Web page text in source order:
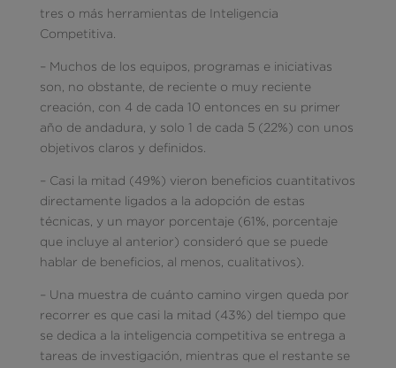
tres o más herramientas de Inteligencia
Competitiva.
– Muchos de los equipos, programas e iniciativas
son, no obstante, de reciente o muy reciente
creación, con 4 de cada 10 entonces en su primer
año de andadura, y solo 1 de cada 5 (22%) con unos
objetivos claros y definidos.
– Casi la mitad (49%) vieron beneficios cuantitativos
directamente ligados a la adopción de estas
técnicas, y un mayor porcentaje (61%, porcentaje
que incluye al anterior) consideró que se puede
hablar de beneficios, al menos, cualitativos).
– Una muestra de cuánto camino virgen queda por
recorrer es que casi la mitad (43%) del tiempo que
se dedica a la inteligencia competitiva se entrega a
tareas de investigación, mientras que el restante se